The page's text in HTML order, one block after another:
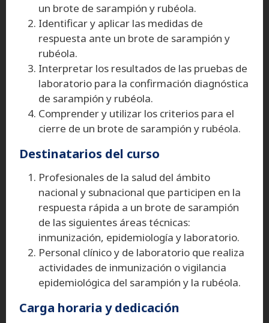
un brote de sarampión y rubéola.
Identificar y aplicar las medidas de
respuesta ante un brote de sarampión y
rubéola.
Interpretar los resultados de las pruebas de
laboratorio para la confirmación diagnóstica
de sarampión y rubéola.
Comprender y utilizar los criterios para el
cierre de un brote de sarampión y rubéola.
Destinatarios del curso
Profesionales de la salud del ámbito
nacional y subnacional que participen en la
respuesta rápida a un brote de sarampión
de las siguientes áreas técnicas:
inmunización, epidemiología y laboratorio.
Personal clínico y de laboratorio que realiza
actividades de inmunización o vigilancia
epidemiológica del sarampión y la rubéola.
Carga horaria y dedicación